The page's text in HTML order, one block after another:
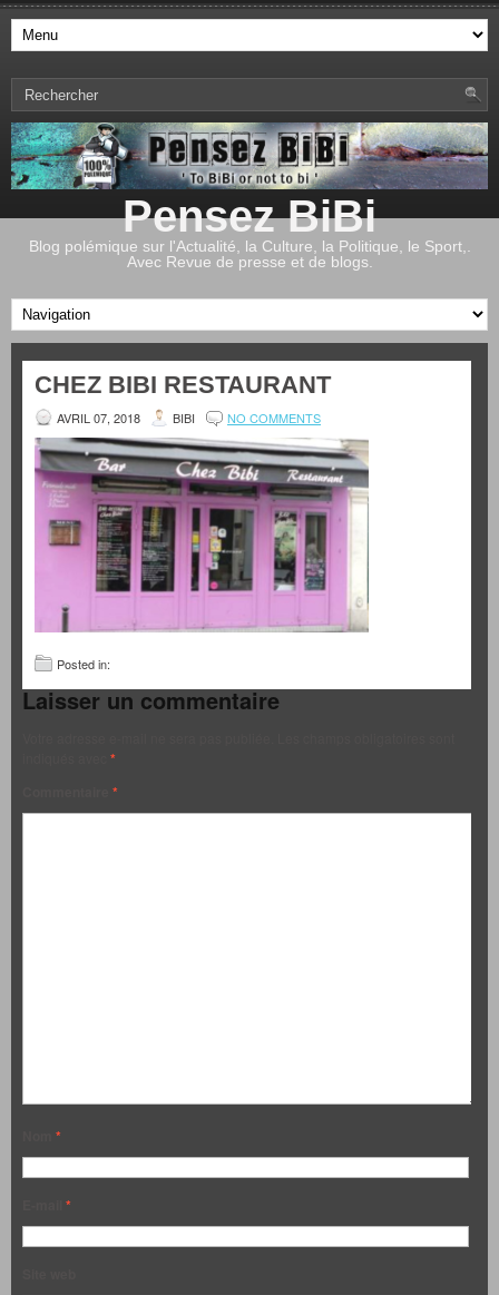
Pensez BiBi
Blog polémique sur l'Actualité, la Culture, la Politique, le Sport,.
Avec Revue de presse et de blogs.
CHEZ BIBI RESTAURANT
AVRIL 07, 2018 BIBI NO COMMENTS
Posted in:
Laisser un commentaire
*
*
*
*